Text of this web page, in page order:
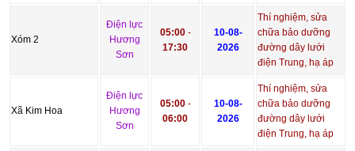
Xóm 2
Điện lực
Hương
Sơn
05:00-
17:30
10-08-
2026
Thí nghiệm, sửa
chữa bảo dưỡng
đường dây lưới
điện Trung, hạ áp
Xã Kim Hoa
Điện lực
Hương
Sơn
05:00-
06:00
10-08-
2026
Thí nghiệm, sửa
chữa bảo dưỡng
đường dây lưới
điện Trung, hạ áp